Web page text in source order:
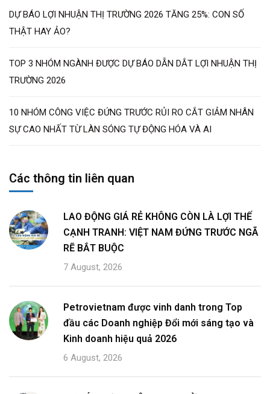
DỰ BÁO LỢI NHUẬN THỊ TRƯỜNG 2026 TĂNG 25%: CON SỐ
THẬT HAY ẢO?
TOP 3 NHÓM NGÀNH ĐƯỢC DỰ BÁO DẪN DẮT LỢI NHUẬN THỊ
TRƯỜNG 2026
10 NHÓM CÔNG VIỆC ĐỨNG TRƯỚC RỦI RO CẮT GIẢM NHÂN
SỰ CAO NHẤT TỪ LÀN SÓNG TỰ ĐỘNG HÓA VÀ AI
Các thông tin liên quan
LAO ĐỘNG GIÁ RẺ KHÔNG CÒN LÀ LỢI THẾ
CẠNH TRANH: VIỆT NAM ĐỨNG TRƯỚC NGÃ
RẼ BẮT BUỘC
7 August, 2026
Petrovietnam được vinh danh trong Top
đầu các Doanh nghiệp Đổi mới sáng tạo và
Kinh doanh hiệu quả 2026
6 August, 2026